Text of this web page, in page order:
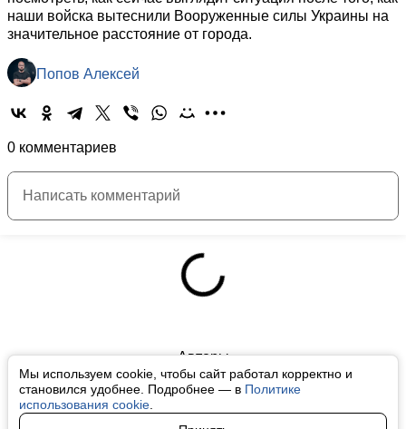
Мы используем cookie, чтобы сайт работал корректно и
становился удобнее. Подробнее — в Политике
использования cookie
наши войска вытеснили Вооруженные силы Украины на
значительное расстояние от города.
Попов Алексей
0 комментариев
Авторы
О нас
Архив